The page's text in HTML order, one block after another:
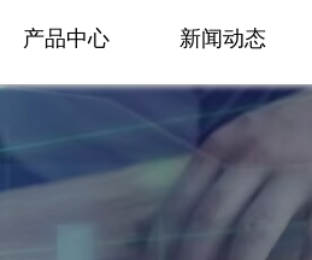
产品中心 新闻动态